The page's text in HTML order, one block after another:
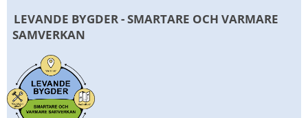
LEVANDE BYGDER - SMARTARE OCH VARMARE
SAMVERKAN